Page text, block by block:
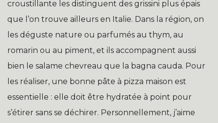
croustillante les distinguent des grissini plus épais
que l’on trouve ailleurs en Italie. Dans la région, on
les déguste nature ou parfumés au thym, au
romarin ou au piment, et ils accompagnent aussi
bien le salame chevreau que la bagna cauda. Pour
les réaliser, une bonne pâte à pizza maison est
essentielle : elle doit être hydratée à point pour
s’étirer sans se déchirer. Personnellement, j’aime